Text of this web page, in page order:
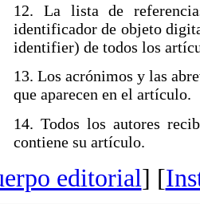
12. La lista de
identificador de objeto
identifier) de todos los
13. Los acrónimos y las
que aparecen en el artículo.
14. Todos los autores
contiene su artículo.
editorial] [